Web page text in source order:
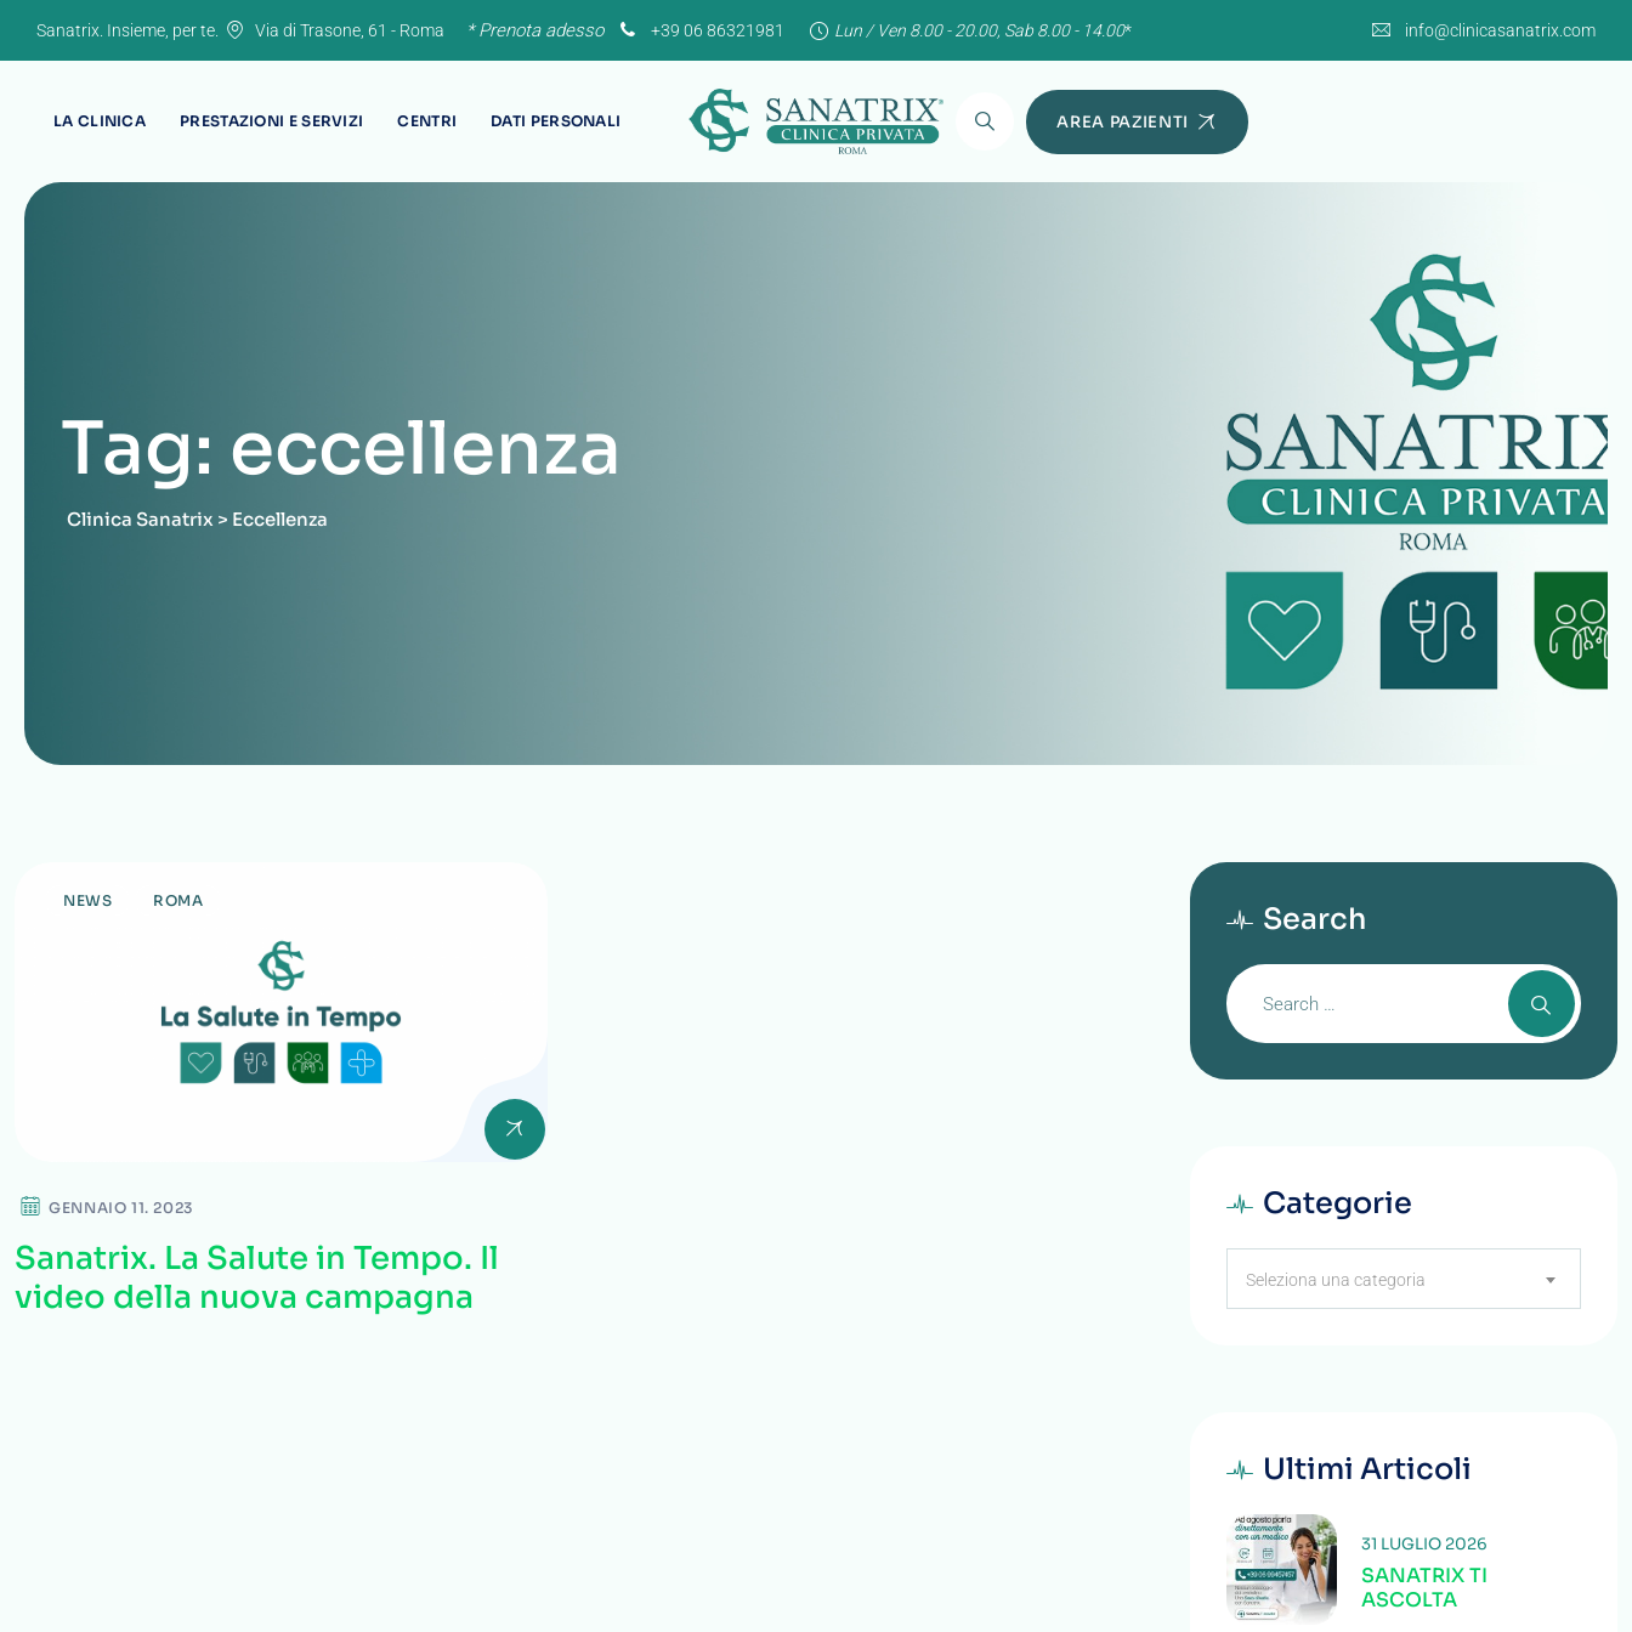
Sanatrix. Insieme, per te. Via di Trasone, 61 - Roma * Prenota adesso +39 06 86321981 Lun / Ven 8.00 - 20.00, Sab 8.00 - 14.00* info@clinicasanatrix.com
LA CLINICA PRESTAZIONI E SERVIZI CENTRI DATI PERSONALI AREA PAZIENTI
Tag: eccellenza
Clinica Sanatrix > Eccellenza
NEWS ROMA
GENNAIO 11. 2023
Sanatrix. La Salute in Tempo. Il
video della nuova campagna
Search
Categorie
Seleziona una categoria
Ultimi Articoli
SANATRIX TI
ASCOLTA
31 LUGLIO 2026